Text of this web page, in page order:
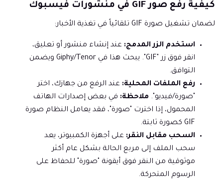
كيفية رفع صور GIF في منشورات فيسبوك
لضمان تشغيل صورة GIF تلقائياً في تغذية الأخبار:
استخدم الزر المدمج: عند إنشاء منشور أو تعليق،
انقر فوق زر "GIF". يبحث هذا في Giphy/Tenor ويضمن
التوافق.
رفع الملفات المحلية: عند الرفع من جهازك، اختر
"صورة/فيديو". ملاحظة: في بعض إصدارات الهاتف
المحمول، إذا اخترت "صورة"، فقد يعامل النظام صورة
GIF كصورة ثابتة.
السحب مقابل النقر: على أجهزة الكمبيوتر، يعد
سحب الملف إلى مربع الحالة بشكل عام أكثر
موثوقية من النقر فوق أيقونة "صورة" للحفاظ على
الرسوم المتحركة.